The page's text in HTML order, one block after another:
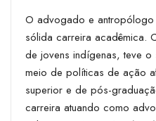
O advogado e antropólogo
sólida carreira acadêmica.
de jovens indígenas, teve
meio de políticas de ação
superior e de pós-
carreira atuando como